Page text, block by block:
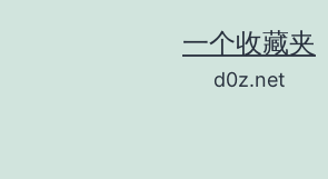
一个收藏夹
d0z.net